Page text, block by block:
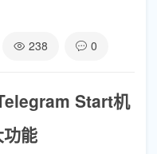
238 0
Start机
能